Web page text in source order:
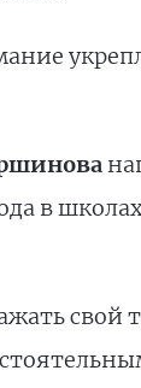
в
свой